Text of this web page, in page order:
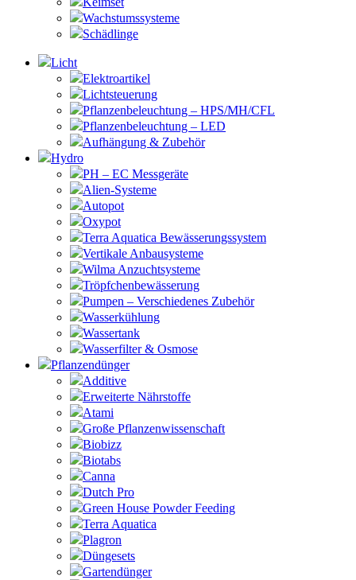
Wachstumssysteme
Schädlinge
Licht
Elektroartikel
Lichtsteuerung
Pflanzenbeleuchtung – HPS/MH/CFL
Pflanzenbeleuchtung – LED
Aufhängung & Zubehör
Hydro
PH – EC Messgeräte
Alien-Systeme
Autopot
Oxypot
Terra Aquatica Bewässerungssystem
Vertikale Anbausysteme
Wilma Anzuchtsysteme
Tröpfchenbewässerung
Pumpen – Verschiedenes Zubehör
Wasserkühlung
Wassertank
Wasserfilter & Osmose
Pflanzendünger
Additive
Erweiterte Nährstoffe
Atami
Große Pflanzenwissenschaft
Biobizz
Biotabs
Canna
Dutch Pro
Green House Powder Feeding
Terra Aquatica
Plagron
Düngesets
Gartendünger